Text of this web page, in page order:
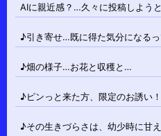
AIに親近感？…久々に投稿しよう
♪引き寄せ…既に得た気分になるっ
♪畑の様子…お花と収穫と…
♪ピンっと来た方、限定のお誘い
♪その生きづらさは、幼少時に甘